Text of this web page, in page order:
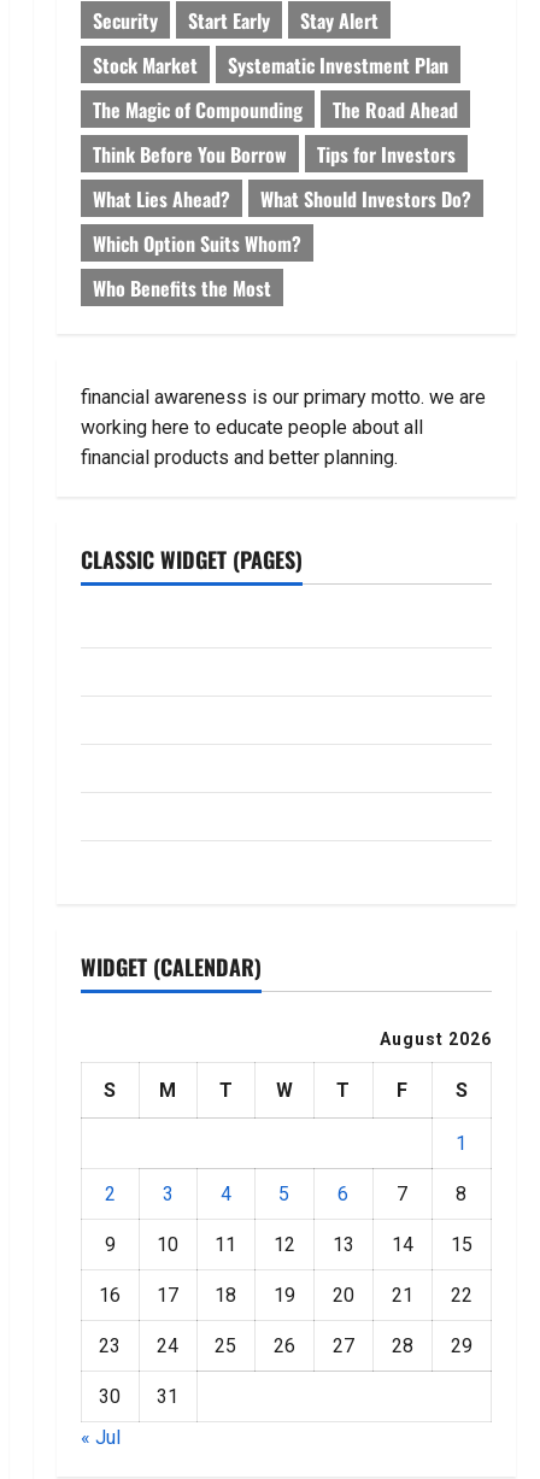
Security
Start Early
Stay Alert
Stock Market
Systematic Investment Plan
The Magic of Compounding
The Road Ahead
Think Before You Borrow
Tips for Investors
What Lies Ahead?
What Should Investors Do?
Which Option Suits Whom?
Who Benefits the Most
financial awareness is our primary motto. we are
working here to educate people about all
financial products and better planning.
CLASSIC WIDGET (PAGES)
WIDGET (CALENDAR)
August 2026
S M T W T F S
1
2 3 4 5 6 7 8
9 10 11 12 13 14 15
16 17 18 19 20 21 22
23 24 25 26 27 28 29
30
31
« Jul